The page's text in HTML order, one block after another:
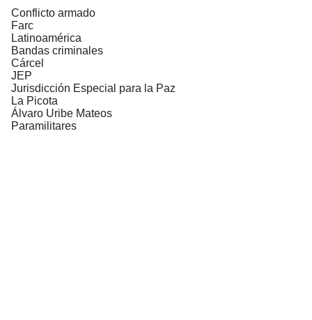
Conflicto armado
Farc
Latinoamérica
Bandas criminales
Cárcel
JEP
Jurisdicción Especial para la Paz
La Picota
Álvaro Uribe Mateos
Paramilitares